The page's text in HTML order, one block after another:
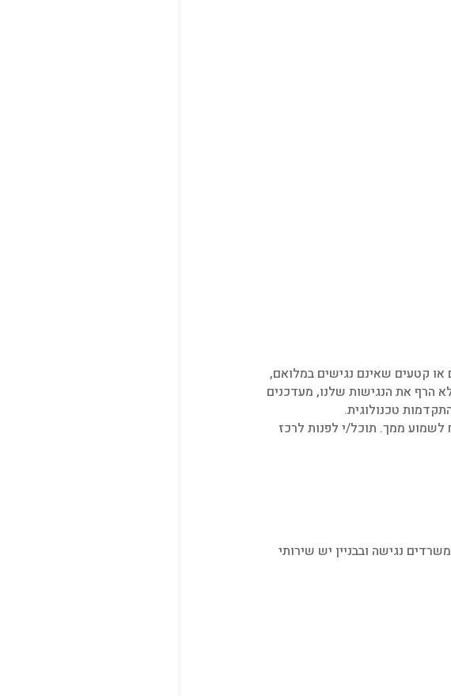
קטעים שאינם נגישים במלואם,
הרף את הנגישות שלנו, מעדכנים
טכנולוגית.
ממך. תוכל/י לפנות לרכז
נגישה ובבניין יש שירותי